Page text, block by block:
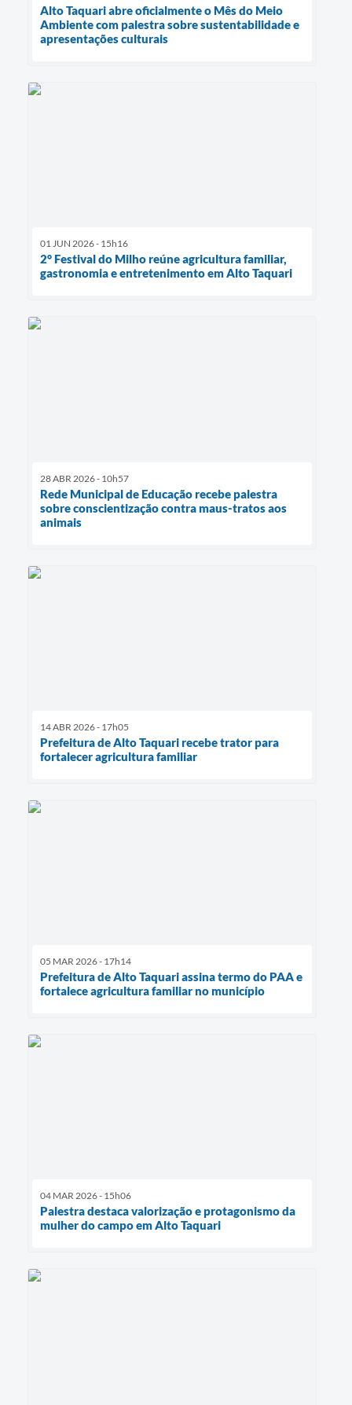
Alto Taquari abre oficialmente o Mês do Meio
Ambiente com palestra sobre sustentabilidade e
apresentações culturais
01 JUN 2026 - 15h16
2° Festival do Milho reúne agricultura familiar,
gastronomia e entretenimento em Alto Taquari
28 ABR 2026 - 10h57
Rede Municipal de Educação recebe palestra
sobre conscientização contra maus-tratos aos
animais
14 ABR 2026 - 17h05
Prefeitura de Alto Taquari recebe trator para
fortalecer agricultura familiar
05 MAR 2026 - 17h14
Prefeitura de Alto Taquari assina termo do PAA e
fortalece agricultura familiar no município
04 MAR 2026 - 15h06
Palestra destaca valorização e protagonismo da
mulher do campo em Alto Taquari